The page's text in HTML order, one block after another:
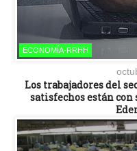
ECONOMÍA-RRHH
Los trabajadores del
satisfechos están con